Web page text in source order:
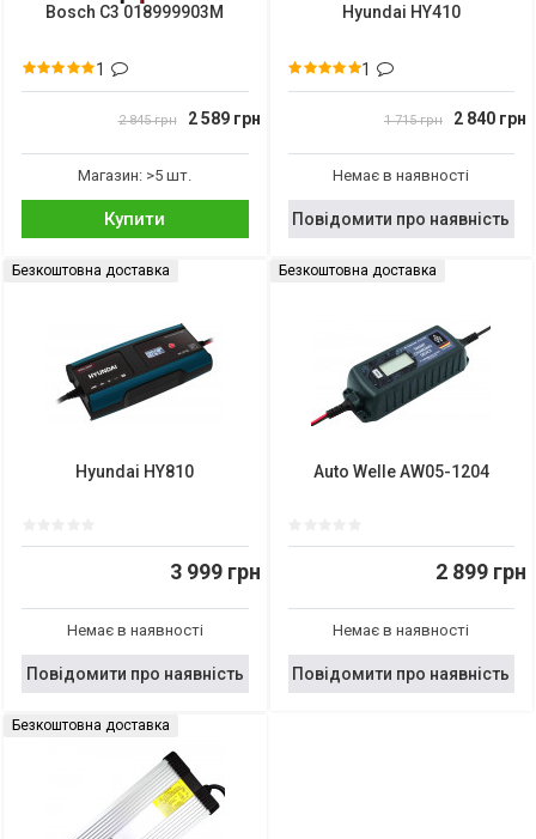
Bosch C3 018999903M
1
2 845 грн 2 589 грн
Магазин: >5 шт.
Купити
Hyundai HY410
1
1 715 грн 2 840 грн
Немає в наявності
Повідомити про наявність
Безкоштовна доставка
Hyundai HY810
3 999 грн
Немає в наявності
Повідомити про наявність
Безкоштовна доставка
Auto Welle AW05-1204
2 899 грн
Немає в наявності
Повідомити про наявність
Безкоштовна доставка